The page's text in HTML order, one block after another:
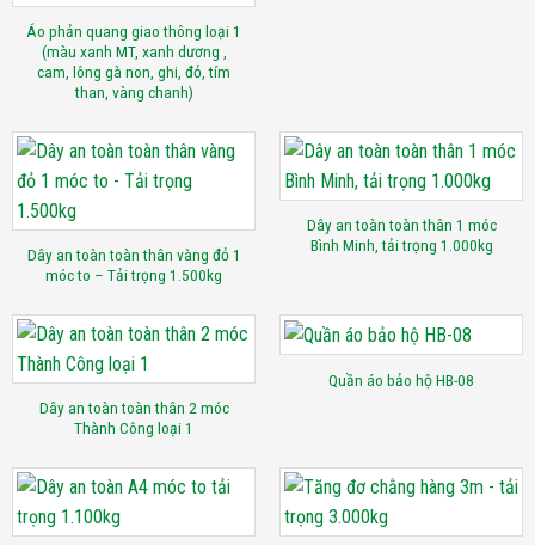
Áo phản quang giao thông loại 1
(màu xanh MT, xanh dương ,
cam, lông gà non, ghi, đỏ, tím
than, vàng chanh)
Dây an toàn toàn thân vàng đỏ 1
móc to – Tải trọng 1.500kg
Dây an toàn toàn thân 1 móc
Bình Minh, tải trọng 1.000kg
Dây an toàn toàn thân 2 móc
Thành Công loại 1
Quần áo bảo hộ HB-08